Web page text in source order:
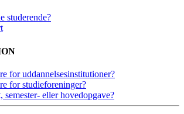
studerende?
for uddannelsesinstitutioner?
for studieforeninger?
eller hovedopgave?